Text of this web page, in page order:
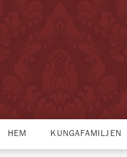
HEM KUNGAFAMILJEN